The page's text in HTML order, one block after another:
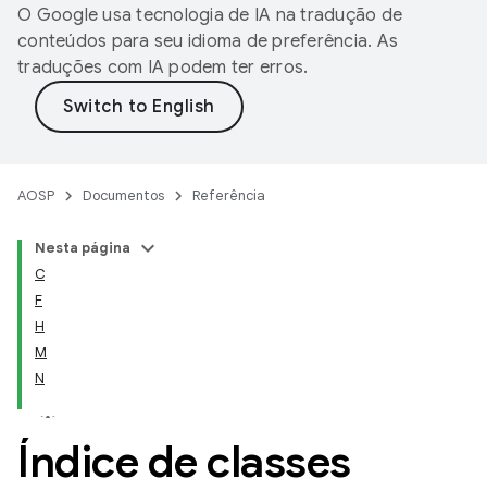
O Google usa tecnologia de IA na tradução de
conteúdos para seu idioma de preferência. As
traduções com IA podem ter erros.
AOSP Documentos Referência
Nesta página
C
F
H
M
N
Índice de classes